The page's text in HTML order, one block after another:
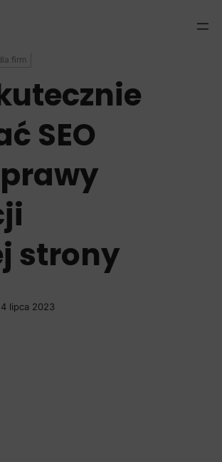
firm
SEO
strony
4 lipca 2023